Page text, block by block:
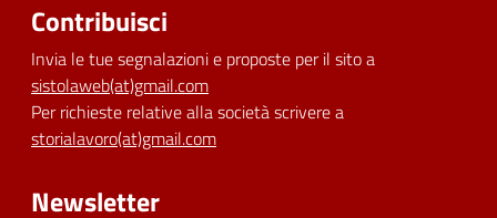
Contribuisci
Invia le tue segnalazioni e proposte per il sito a
sistolaweb(at)gmail.com
Per richieste relative alla società scrivere a
storialavoro(at)gmail.com
Newsletter